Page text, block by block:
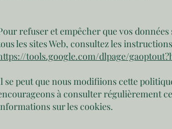
refuser et empêcher que vos
les sites Web, consultez les
tools.google.com/dlpage/
se peut que nous modifiions cette
à consulter régulièrement
sur les cookies.